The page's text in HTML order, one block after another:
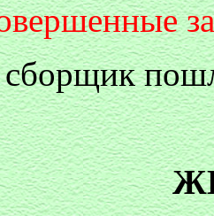
сборщик